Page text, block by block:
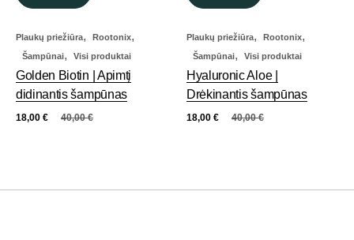
Plaukų priežiūra, Rootonix,
Šampūnai, Visi produktai
Golden Biotin | Apimtį
didinantis šampūnas
40,00€
18,00 €
Plaukų priežiūra, Rootonix,
Šampūnai, Visi produktai
Hyaluronic Aloe |
Drėkinantis šampūnas
40,00€
18,00 €